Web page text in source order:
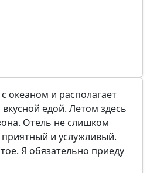
океаном и располагает
едой. Летом здесь
Отель не слишком
и услужливый.
Я обязательно приеду